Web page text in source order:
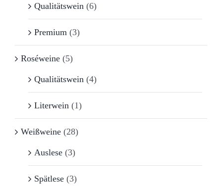
Qualitätswein (6)
Premium (3)
Roséweine (5)
Qualitätswein (4)
Literwein (1)
Weißweine (28)
Auslese (3)
Spätlese (3)